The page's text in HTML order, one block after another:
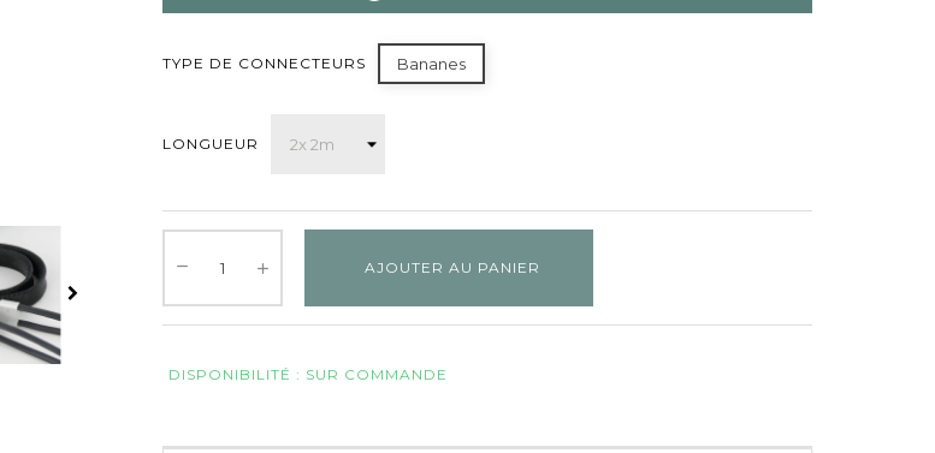
TYPE DE CONNECTEURS Bananes
LONGUEUR
AJOUTER AU PANIER
DISPONIBILITÉ : SUR COMMANDE